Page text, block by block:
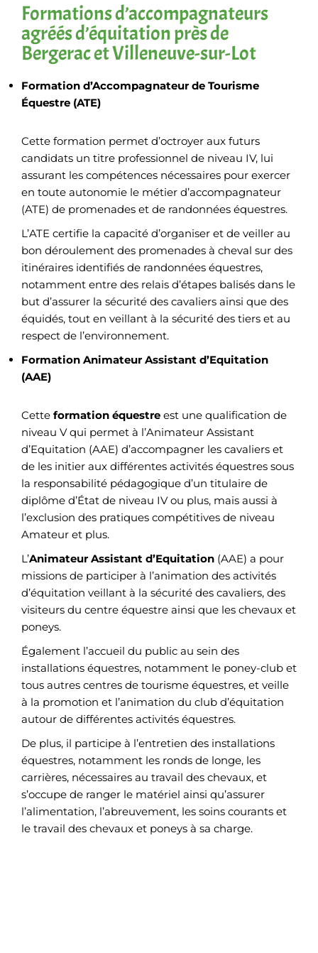
Formations d’accompagnateurs
agréés d’équitation près de
Bergerac et Villeneuve-sur-Lot
Formation d’Accompagnateur de Tourisme
Équestre (ATE)
Cette formation permet d’octroyer aux futurs
candidats un titre professionnel de niveau IV, lui
assurant les compétences nécessaires pour exercer
en toute autonomie le métier d’accompagnateur
(ATE) de promenades et de randonnées équestres.
L’ATE certifie la capacité d’organiser et de veiller au
bon déroulement des promenades à cheval sur des
itinéraires identifiés de randonnées équestres,
notamment entre des relais d’étapes balisés dans le
but d’assurer la sécurité des cavaliers ainsi que des
équidés, tout en veillant à la sécurité des tiers et au
respect de l’environnement.
Formation Animateur Assistant d’Equitation
(AAE)
Cette formation équestre est une qualification de
niveau V qui permet à l’Animateur Assistant
d’Equitation (AAE) d’accompagner les cavaliers et
de les initier aux différentes activités équestres sous
la responsabilité pédagogique d’un titulaire de
diplôme d’État de niveau IV ou plus, mais aussi à
l’exclusion des pratiques compétitives de niveau
Amateur et plus.
L’Animateur Assistant d’Equitation (AAE) a pour
missions de participer à l’animation des activités
d’équitation veillant à la sécurité des cavaliers, des
visiteurs du centre équestre ainsi que les chevaux et
poneys.
Également l’accueil du public au sein des
installations équestres, notamment le poney-club et
tous autres centres de tourisme équestres, et veille
à la promotion et l’animation du club d’équitation
autour de différentes activités équestres.
De plus, il participe à l’entretien des installations
équestres, notamment les ronds de longe, les
carrières, nécessaires au travail des chevaux, et
s’occupe de ranger le matériel ainsi qu’assurer
l’alimentation, l’abreuvement, les soins courants et
le travail des chevaux et poneys à sa charge.